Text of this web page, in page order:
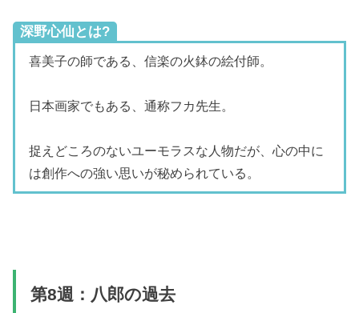
深野心仙とは?
喜美子の師である、信楽の火鉢の絵付師。
日本画家でもある、通称フカ先生。
捉えどころのないユーモラスな人物だが、心の中に
は創作への強い思いが秘められている。
第8週：八郎の過去